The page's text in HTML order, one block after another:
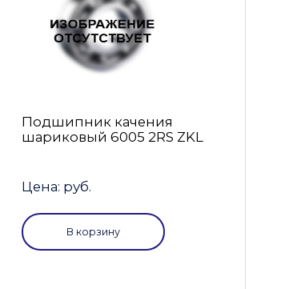
Подшипник качения
шариковый 6005 2RS ZKL
Цена: руб.
В корзину